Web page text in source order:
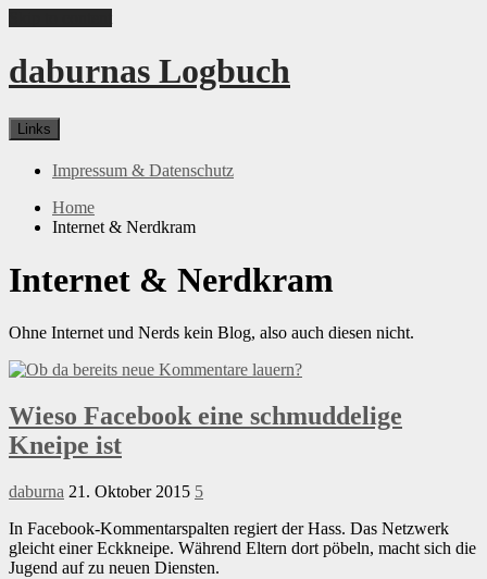
daburnas Logbuch
Links
Impressum & Datenschutz
Home
Internet & Nerdkram
Internet & Nerdkram
Ohne Internet und Nerds kein Blog, also auch diesen nicht.
Wieso Facebook eine schmuddelige
Kneipe ist
daburna 21. Oktober 2015 5
In Facebook-Kommentarspalten regiert der Hass. Das Netzwerk
gleicht einer Eckkneipe. Während Eltern dort pöbeln, macht sich die
Jugend auf zu neuen Diensten.